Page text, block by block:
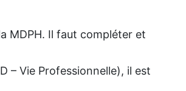
MDPH. Il faut compléter et
– Vie Professionnelle), il est